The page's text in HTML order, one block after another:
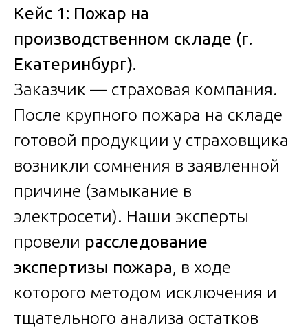
Кейс 1: Пожар на
производственном складе (г.
Екатеринбург).
Заказчик — страховая компания.
После крупного пожара на складе
готовой продукции у страховщика
возникли сомнения в заявленной
причине (замыкание в
электросети). Наши эксперты
провели расследование
экспертизы пожара, в ходе
которого методом исключения и
тщательного анализа остатков